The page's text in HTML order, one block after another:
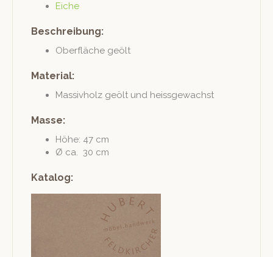
Eiche
Beschreibung:
Ober­fläche geölt
Material:
Mas­sivholz geölt und heissgewachst
Masse:
Höhe: 47 cm
Ø ca. 30 cm
Katalog: